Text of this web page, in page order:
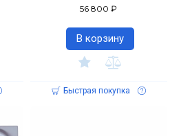
56 800 ₽
В корзину
Быстрая покупка